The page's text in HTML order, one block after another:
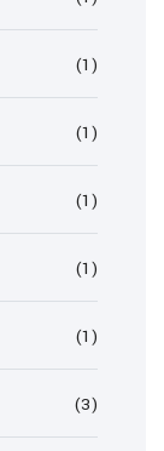
(1)
(1)
(1)
(1)
(1)
(3)